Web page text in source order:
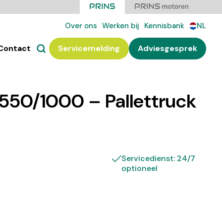
Over ons Werken bij Kennisbank NL
Servicemelding Adviesgesprek
550/1000 – Pallettruck
Servicedienst: 24/7
optioneel